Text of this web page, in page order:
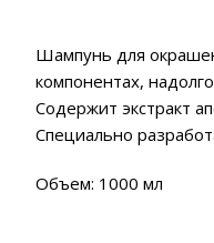
Шампунь для
компонентах,
Содержит экстракт
Специально
Объем: 1000 мл